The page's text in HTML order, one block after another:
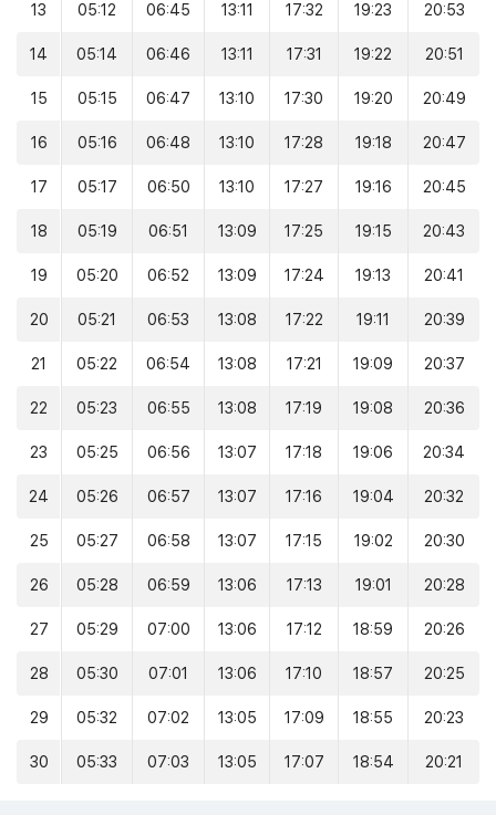
13 05:12 06:45 13:11 17:32 19:23 20:53
14 05:14 06:46 13:11 17:31 19:22 20:51
15 05:15 06:47 13:10 17:30 19:20 20:49
16 05:16 06:48 13:10 17:28 19:18 20:47
17 05:17 06:50 13:10 17:27 19:16 20:45
18 05:19 06:51 13:09 17:25 19:15 20:43
19 05:20 06:52 13:09 17:24 19:13 20:41
20 05:21 06:53 13:08 17:22 19:11 20:39
21 05:22 06:54 13:08 17:21 19:09 20:37
22 05:23 06:55 13:08 17:19 19:08 20:36
23 05:25 06:56 13:07 17:18 19:06 20:34
24 05:26 06:57 13:07 17:16 19:04 20:32
25 05:27 06:58 13:07 17:15 19:02 20:30
26 05:28 06:59 13:06 17:13 19:01 20:28
27 05:29 07:00 13:06 17:12 18:59 20:26
28 05:30 07:01 13:06 17:10 18:57 20:25
29 05:32 07:02 13:05 17:09 18:55 20:23
30 05:33 07:03 13:05 17:07 18:54 20:21